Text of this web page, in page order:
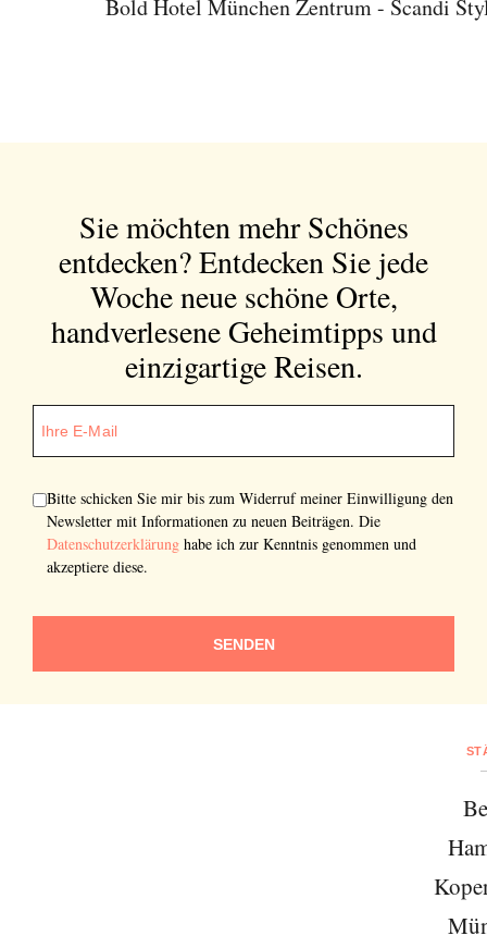
Bold Hotel München Zentrum - Scandi
Sie möchten mehr Schönes
entdecken?Entdecken Sie jede
Woche neue schöne Orte,
handverlesene Geheimtipps und
einzigartige Reisen.
Bitte schicken Sie mir bis zum Widerruf meiner Einwilligung den
Newsletter mit Informationen zu neuen Beiträgen. Die
Datenschutzerklärung habe ich zur Kenntnis genommen und
akzeptiere diese.
SENDEN
Orte, handverlesene Geheimtipps und
einzigartige Reisen.
Bitte schicken Sie mir bis zum Widerruf meiner
Einwilligung den Newsletter mit Informationen zu
neuen Beiträgen. Die
SENDEN